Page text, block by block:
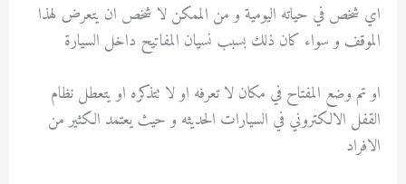
اي شخص في حياته اليومية و من الممكن لا شخص ان يتعرض لهذا
الموقف و سواء كان ذلك بسبب نسيان المفاتيح داخل السيارة
او تم وضع المفتاح في مكان لا تعرفه او لا تتذكره او يتعطل نظام
القفل الالكتروني في السيارات الحديثه و حيث يعتمد الكثير من
الافراد